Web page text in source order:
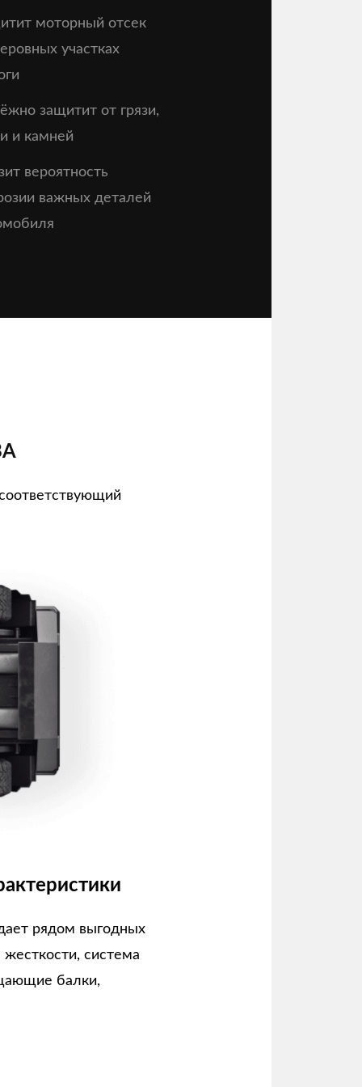
моторный отсек
участках
защитит от грязи,
и камней
вероятность
важных деталей
рядом выгодных
жесткости, система
балки,